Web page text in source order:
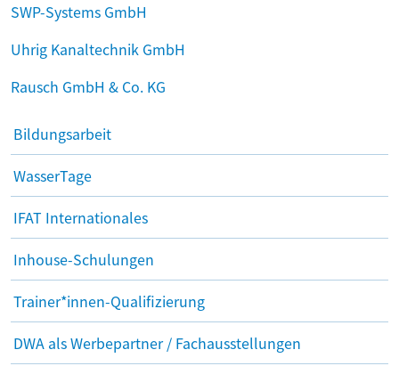
SWP-Systems GmbH
Uhrig Kanaltechnik GmbH
Rausch GmbH & Co. KG
Navigation überspringen
Bildungsarbeit
WasserTage
IFAT Internationales
Inhouse-Schulungen
Trainer*innen-Qualifizierung
DWA als Werbepartner / Fachausstellungen